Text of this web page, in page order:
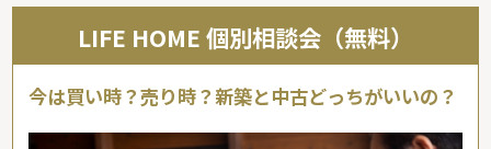
LIFE HOME 個別相談会（無料）
今は買い時？売り時？新築と中古どっちがいいの？